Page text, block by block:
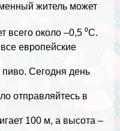
житель может
всего около –0,5 ⁰С.
европейские
пиво. Сегодня день
отправляйтесь в
100 м, а высота –